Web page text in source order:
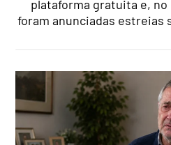
plataforma gratuita e, no
foram anunciadas estreias